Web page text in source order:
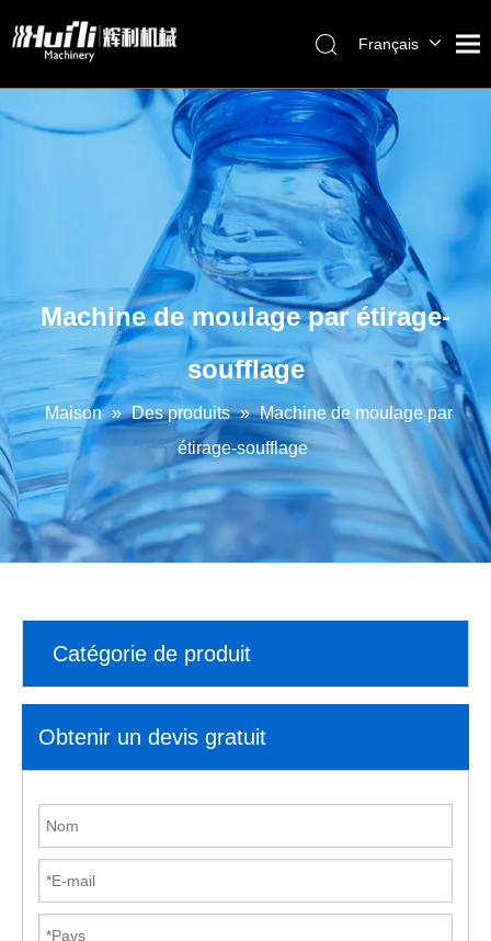
Français
العربية
Pусский
Español
Português
Machine de moulage par étirage-
soufflage
Maison » Des produits » Machine de moulage par
étirage-soufflage
Catégorie de produit
Obtenir un devis gratuit